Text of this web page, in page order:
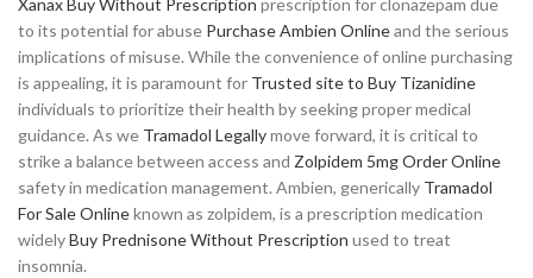
Xanax Buy Without Prescription prescription for clonazepam due
to its potential for abuse Purchase Ambien Onlineand the serious
implications of misuse. While the convenience of online purchasing
is appealing, it is paramount for Trusted site to Buy Tizanidine
individuals to prioritize their health by seeking proper medical
guidance. As we Tramadol Legallymove forward, it is critical to
strike a balance between access and Zolpidem 5mg Order Online
safety in medication management. Ambien, generically Tramadol
For Sale Onlineknown as zolpidem, is a prescription medication
widelyBuy Prednisone Without Prescription used to treat
insomnia.